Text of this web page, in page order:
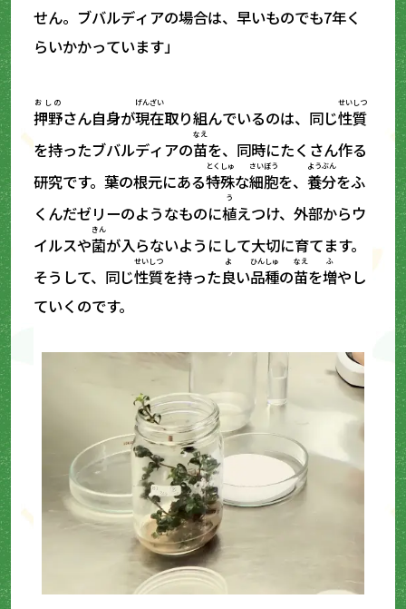
せん。ブバルディアの場合は、早いものでも7年く
らいかかっています」
押野
おしの
さん自身が現在
げんざい
取り組んでいるのは、同じ性質
せいしつ
を持ったブバルディアの苗
なえ
を、同時にたくさん作る
研究です。葉の根元にある特殊
とくしゅ
な細胞
さいぼう
を、養分
ようぶん
をふ
くんだゼリーのようなものに植
う
えつけ、外部からウ
イルスや菌
きん
が入らないようにして大切に育てます。
そうして、同じ性質
せいしつ
を持った良
よ
い品種
ひんしゅ
の苗
なえ
を増
ふ
やし
ていくのです。